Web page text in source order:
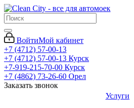
ВойтиМой кабинет
+7 (4712) 57-00-13
+7 (4712) 57-00-13 Курск
+7-919-215-70-00 Курск
+7 (4862) 73-26-60 Орел
Заказать звонок
Услуги